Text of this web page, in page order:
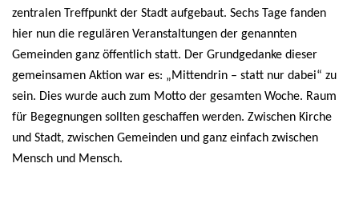
zentralen Treffpunkt der Stadt aufgebaut. Sechs Tage fanden
hier nun die regulären Veranstaltungen der genannten
Gemeinden ganz öffentlich statt. Der Grundgedanke dieser
gemeinsamen Aktion war es: „Mittendrin – statt nur dabei“ zu
sein. Dies wurde auch zum Motto der gesamten Woche. Raum
für Begegnungen sollten geschaffen werden. Zwischen Kirche
und Stadt, zwischen Gemeinden und ganz einfach zwischen
Mensch und Mensch.